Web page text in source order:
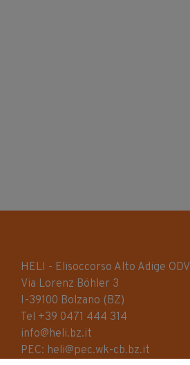
HELI - Elisoccorso Alto Adige ODV
Via Lorenz Böhler 3
I-39100 Bolzano (BZ)
Tel +39 0471 444 314
info@heli.bz.it
PEC: heli@pec.wk-cb.bz.it